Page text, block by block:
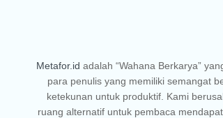
Metafor.id adalah “Wahana Berkarya”
para penulis yang memiliki semangat
ketekunan untuk produktif. Kami
ruang alternatif untuk pembaca